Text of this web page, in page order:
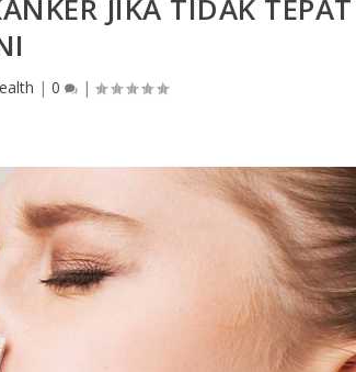
JIKA TIDAK TEPAT
| 0 |